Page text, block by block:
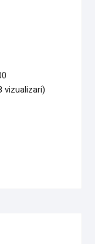
vizualizari)